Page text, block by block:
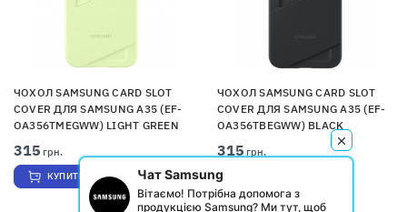
ЧОХОЛ SAMSUNG CARD SLOT
COVER ДЛЯ SAMSUNG A35 (EF-
OA356TMEGWW) LIGHT GREEN
315 грн.
КУПИТИ
ЧОХОЛ SAMSUNG CARD SLOT
COVER ДЛЯ SAMSUNG A35 (EF-
OA356TBEGWW) BLACK
315 грн.
Чат Samsung
Вітаємо! Потрібна допомога з
продукцією Samsung? Ми тут, щоб